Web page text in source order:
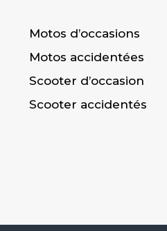
Motos d’occasions
Motos accidentées
Scooter d’occasion
Scooter accidentés